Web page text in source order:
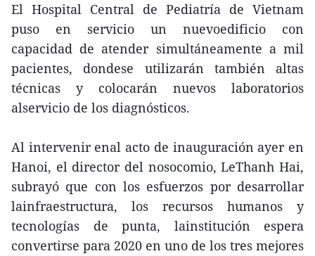
El Hospital Central de Pediatría de Vietnam
puso en servicio un nuevoedificio con
capacidad de atender simultáneamente a mil
pacientes, dondese utilizarán también altas
técnicas y colocarán nuevos laboratorios
alservicio de los diagnósticos.
Al intervenir enal acto de inauguración ayer en
Hanoi, el director del nosocomio, LeThanh Hai,
subrayó que con los esfuerzos por desarrollar
lainfraestructura, los recursos humanos y
tecnologías de punta, lainstitución espera
convertirse para 2020 en uno de los tres mejores